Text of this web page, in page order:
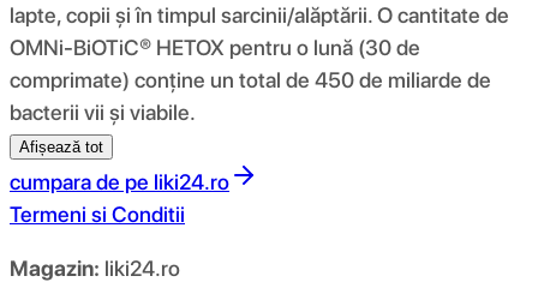
lapte, copii și în timpul sarcinii/alăptării. O cantitate de
OMNi-BiOTiC® HETOX pentru o lună (30 de
comprimate) conține un total de 450 de miliarde de
bacterii vii și viabile.
Afișează tot
cumpara de pe liki24.ro
Termeni si Conditii
Magazin: liki24.ro